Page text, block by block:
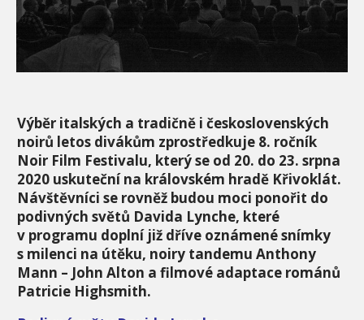
Výběr italských a tradičně i československých
noirů letos divákům zprostředkuje 8. ročník
Noir Film Festivalu, který se od 20. do 23. srpna
2020 uskuteční na královském hradě Křivoklát.
Návštěvníci se rovněž budou moci ponořit do
podivných světů Davida Lynche, které
v programu doplní již dříve oznámené snímky
s milenci na útěku, noiry tandemu Anthony
Mann – John Alton a filmové adaptace románů
Patricie Highsmith.